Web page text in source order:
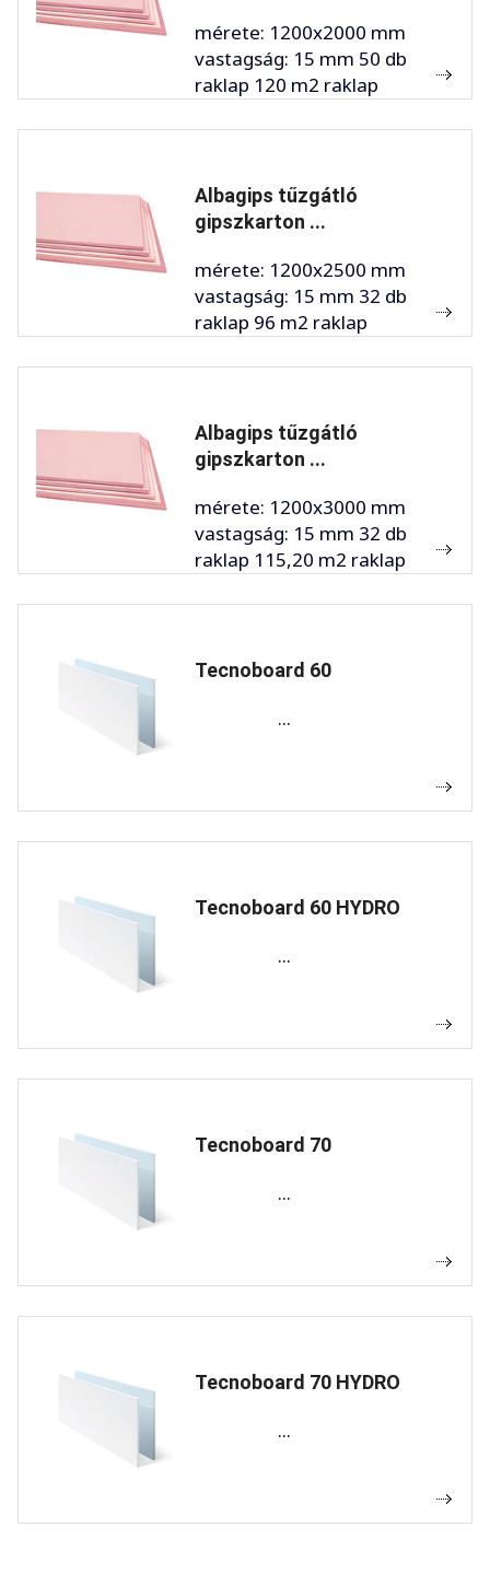
mérete: 1200x2000 mm
vastagság: 15 mm 50 db
raklap 120 m2 raklap
Albagips tűzgátló
gipszkarton ...
mérete: 1200x2500 mm
vastagság: 15 mm 32 db
raklap 96 m2 raklap
Albagips tűzgátló
gipszkarton ...
mérete: 1200x3000 mm
vastagság: 15 mm 32 db
raklap 115,20 m2 raklap
Tecnoboard 60
...
Tecnoboard 60 HYDRO
...
Tecnoboard 70
...
Tecnoboard 70 HYDRO
...